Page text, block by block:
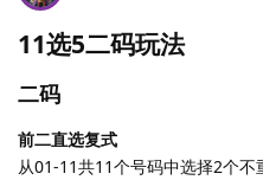
11选5二码玩法
二码
前二直选复式
从01-11共11个号码中选择2个